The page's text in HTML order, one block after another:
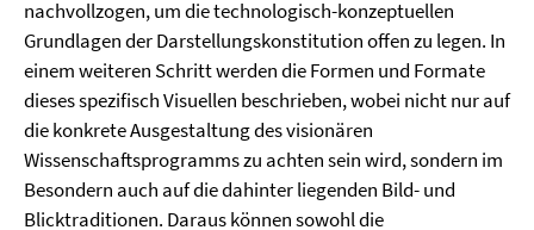
nachvollzogen, um die technologisch-konzeptuellen
Grundlagen der Darstellungskonstitution offen zu legen. In
einem weiteren Schritt werden die Formen und Formate
dieses spezifisch Visuellen beschrieben, wobei nicht nur auf
die konkrete Ausgestaltung des visionären
Wissenschaftsprogramms zu achten sein wird, sondern im
Besondern auch auf die dahinter liegenden Bild- und
Blicktraditionen. Daraus können sowohl die